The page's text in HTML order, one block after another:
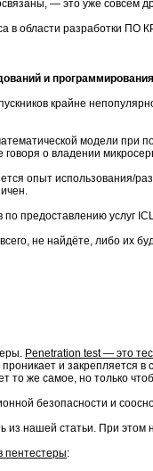
— это уже совсем
в области разработки ПО
и программирования
крайне
модели при
говоря о владении
опыт использования/
предоставлению услуг
не найдёте, либо их
Penetration test — это
и закрепляется
то же самое, но только
безопасности и
из нашей статьи. При
пентестеры: